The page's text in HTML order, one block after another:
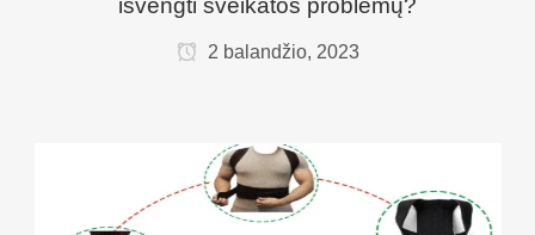
išvengti sveikatos problemų?
2 balandžio, 2023